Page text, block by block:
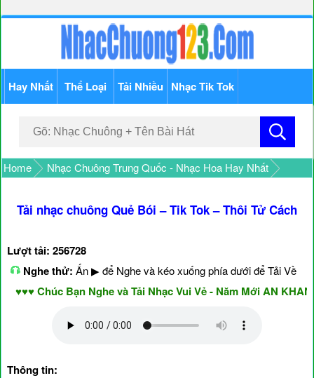
Hay Nhất Thể Loại Tải Nhiều Nhạc Tik Tok
Home Nhạc Chuông Trung Quốc - Nhạc Hoa Hay Nhất
Tải nhạc chuông Quẻ Bói – Tik Tok – Thôi Tử Cách
Lượt tải: 256728
Nghe thử: Ấn ▶ để Nghe và kéo xuống phía dưới để Tải Về
Chúc Bạn Nghe và Tải Nhạc Vui Vẻ - Năm Mới AN KHANG
Thông tin: